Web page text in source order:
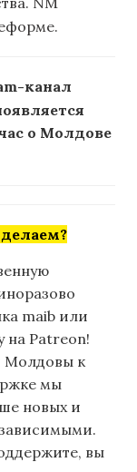
канал
о Молдове
maib или
на Patreon!
Молдовы к
мы
новых и
вы